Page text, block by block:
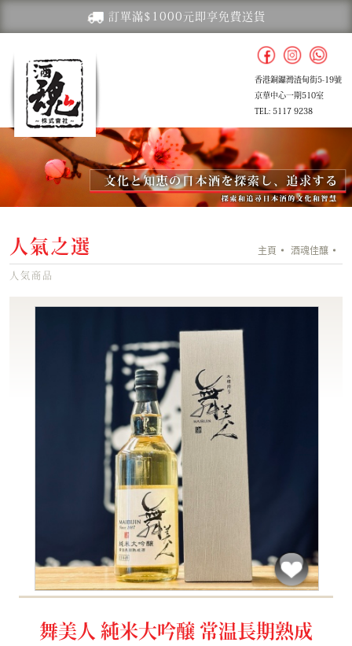
訂單滿$1000元即享免費送貨
香港銅鑼灣渣甸街5-19號
京華中心一期510室
TEL: 5117 9238
人氣之選 主頁 酒魂佳釀
人気商品
舞美人 純米大吟醸 常温長期熟成